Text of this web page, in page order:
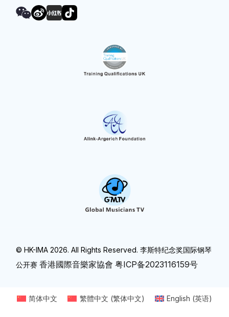
© HK-IMA 2026. All Rights Reserved. 李斯特纪念奖国际钢琴
公开赛香港國際音樂家協會 粤ICP备2023116159号
简体中文 繁體中文 (繁体中文) English (英语)